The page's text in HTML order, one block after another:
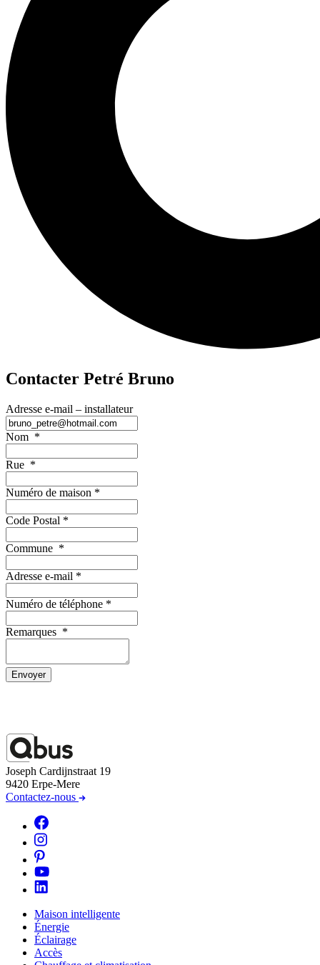
Contacter Petré Bruno
Adresse e-mail – installateur
Nom *
Rue *
Numéro de maison *
Code Postal *
Commune *
Adresse e-mail *
Numéro de téléphone *
Remarques *
Envoyer
Joseph Cardijnstraat 19
9420 Erpe-Mere
Contactez-nous
Maison intelligente
Énergie
Éclairage
Accès